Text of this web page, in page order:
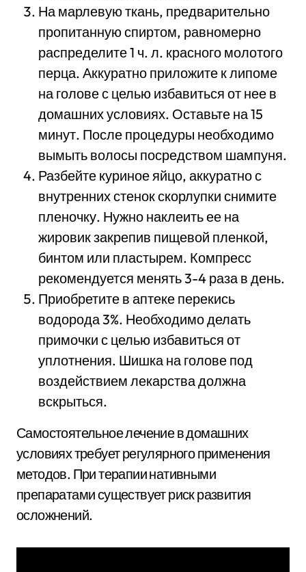
На марлевую ткань, предварительно
пропитанную спиртом, равномерно
распределите 1 ч. л. красного молотого
перца. Аккуратно приложите к липоме
на голове с целью избавиться от нее в
домашних условиях. Оставьте на 15
минут. После процедуры необходимо
вымыть волосы посредством шампуня.
Разбейте куриное яйцо, аккуратно с
внутренних стенок скорлупки снимите
пленочку. Нужно наклеить ее на
жировик закрепив пищевой пленкой,
бинтом или пластырем. Компресс
рекомендуется менять 3-4 раза в день.
Приобретите в аптеке перекись
водорода 3%. Необходимо делать
примочки с целью избавиться от
уплотнения. Шишка на голове под
воздействием лекарства должна
вскрыться.
Самостоятельное лечение в домашних
условиях требует регулярного применения
методов. При терапии нативными
препаратами существует риск развития
осложнений.